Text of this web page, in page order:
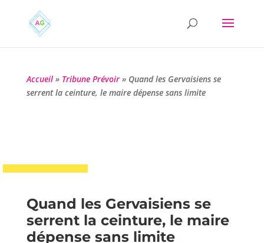
Accueil» Tribune Prévoir» Quand les Gervaisiens se
serrent la ceinture, le maire dépense sans limite
Quand les Gervaisiens se
serrent la ceinture, le maire
dépense sans limite